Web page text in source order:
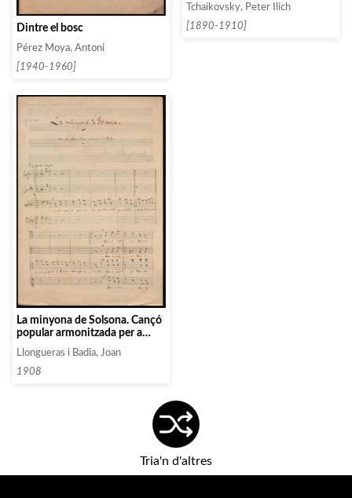
Dintre el bosc
Pérez Moya, Antoni
[1940-1960]
Tchaikovsky, Peter Ilich
[1890-1910]
La minyona de Solsona. Cançó
popular armonitzada per a
Llongueras i Badia, Joan
1908
Tria'n d'altres